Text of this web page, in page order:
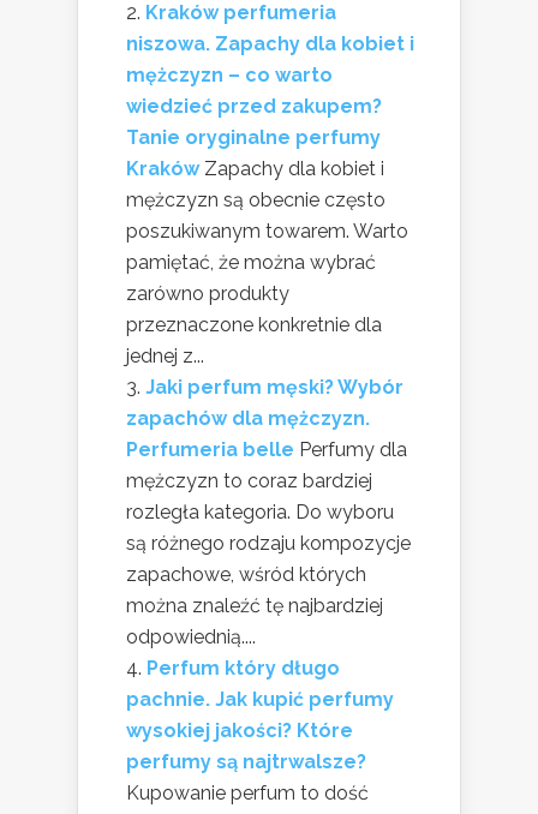
Kraków perfumeria
niszowa. Zapachy dla kobiet i
mężczyzn – co warto
wiedzieć przed zakupem?
Tanie oryginalne perfumy
Kraków Zapachy dla kobiet i
mężczyzn są obecnie często
poszukiwanym towarem. Warto
pamiętać, że można wybrać
zarówno produkty
przeznaczone konkretnie dla
jednej z...
Jaki perfum męski? Wybór
zapachów dla mężczyzn.
Perfumeria belle Perfumy dla
mężczyzn to coraz bardziej
rozległa kategoria. Do wyboru
są różnego rodzaju kompozycje
zapachowe, wśród których
można znaleźć tę najbardziej
odpowiednią....
Perfum który długo
pachnie. Jak kupić perfumy
wysokiej jakości? Które
perfumy są najtrwalsze?
Kupowanie perfum to dość